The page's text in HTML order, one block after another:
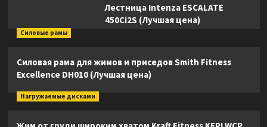
Лестница Intenza ESCALATE
450Ci2S (Лучшая цена)
Силовые рамы
Силовая рама для жимов и приседов Smith Fitness
Excellence DH010 (Лучшая цена)
Нагружаемые дисками